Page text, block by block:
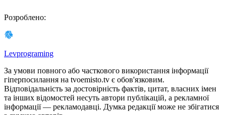
Розроблено:
Levprograming
За умови повного або часткового використання iнформацiї
гіперпосилання на tvoemisto.tv є обов'язковим.
Відповідальність за достовірність фактів, цитат, власних імен
та інших відомостей несуть автори публікацій, а рекламної
інформації — рекламодавці. Думка редакцiї може не збiгатися